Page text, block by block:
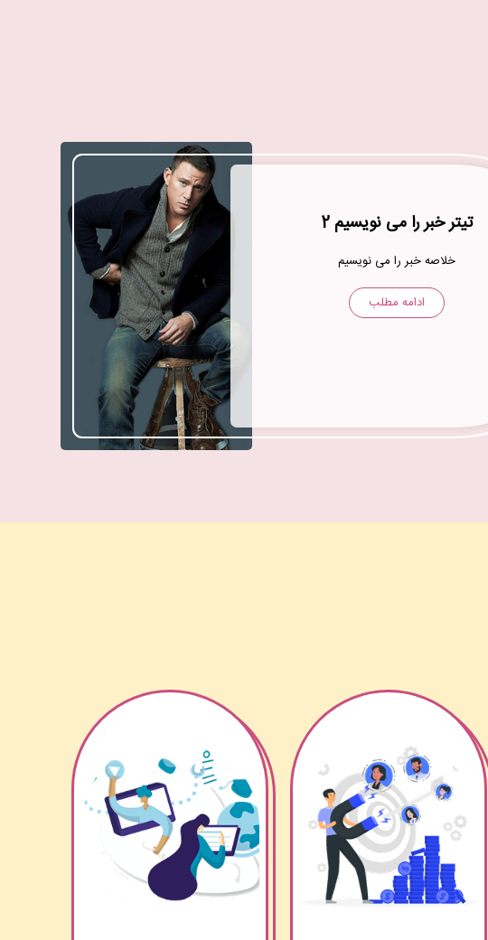
تیتر خبر را می نویسیم 2
خلاصه خبر را می نویسیم
ادامه مطلب